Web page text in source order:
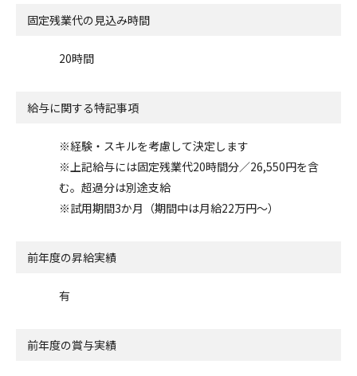
固定残業代の見込み時間
20時間
給与に関する特記事項
※経験・スキルを考慮して決定します
※上記給与には固定残業代20時間分／26,550円を含
む。超過分は別途支給
※試用期間3か月（期間中は月給22万円～）
前年度の昇給実績
有
前年度の賞与実績